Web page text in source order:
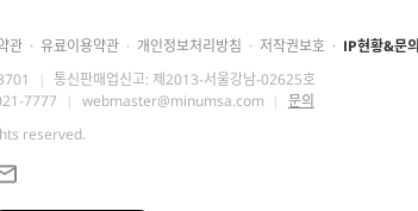
관 · 유료이용약관 · 개인정보처리방침 · 저작권보호 · IP현황&문의
| 통신판매업신고: 제2013-서울강남-02625호
7777 | webmaster@minumsa.com | 문의
reserved.